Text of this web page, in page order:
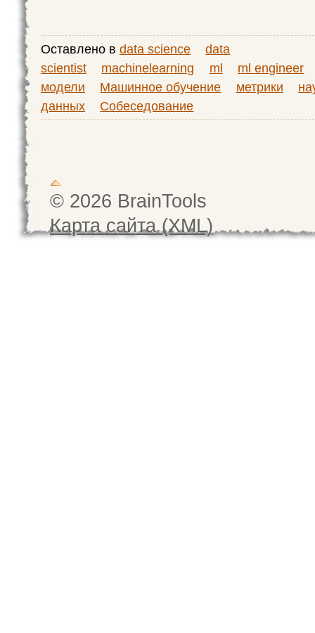
Оставлено в data science
data
scientist
machinelearning ml
ml engineer
модели
Машинное обучение метрики
данных
Собеседование
© 2026 BrainTools
Карта сайта (XML)